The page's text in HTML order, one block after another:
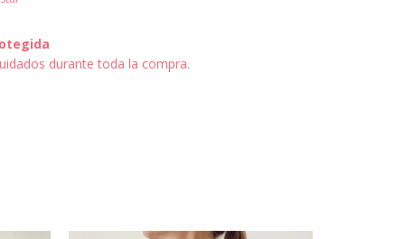
durante toda la compra.